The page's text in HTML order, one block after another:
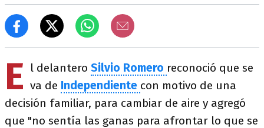
E l delantero Silvio Romero reconoció que se
va de Independiente con motivo de una
decisión familiar, para cambiar de aire y agregó
que "no sentía las ganas para afrontar lo que se